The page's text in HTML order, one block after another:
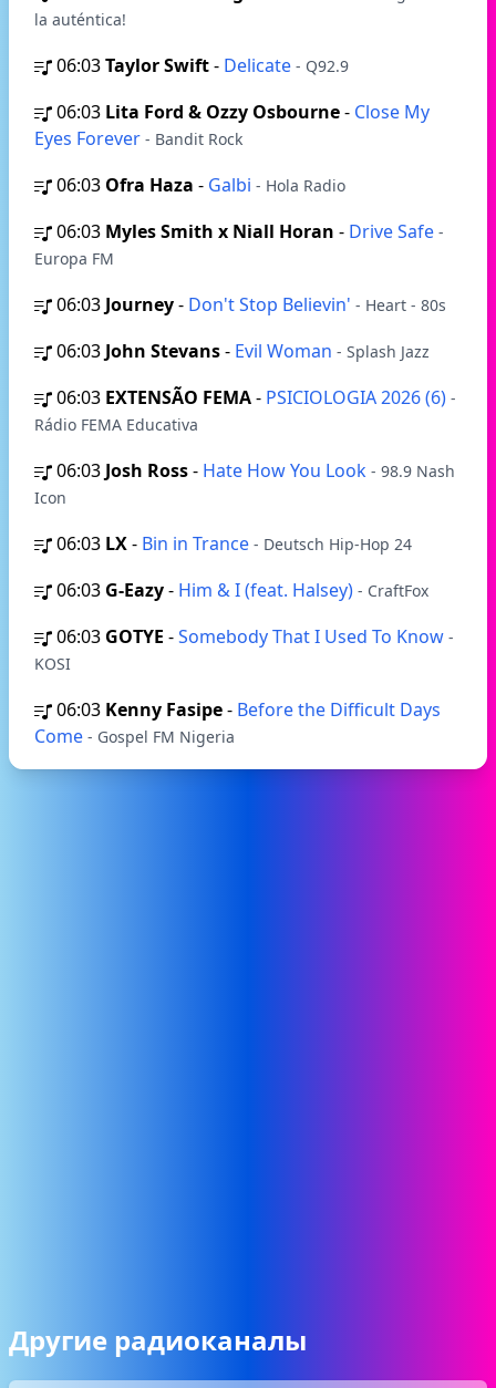
la auténtica!
06:03Taylor Swift- Delicate - Q92.9
06:03 Lita Ford & Ozzy Osbourne- Close My
Eyes Forever - Bandit Rock
06:03 Ofra Haza - Galbi - Hola Radio
06:03 Myles Smith x Niall Horan - Drive Safe -
Europa FM
06:03 Journey- Don't Stop Believin' - Heart - 80s
06:03 John Stevans- Evil Woman - Splash Jazz
06:03 EXTENSÃO FEMA- PSICIOLOGIA 2026 (6) -
Rádio FEMA Educativa
06:03 Josh Ross- Hate How You Look - 98.9 Nash
Icon
06:03 LX- Bin in Trance - Deutsch Hip-Hop 24
06:03 G-Eazy- Him & I (feat. Halsey) - CraftFox
06:03 GOTYE -Somebody That I Used To Know -
KOSI
06:03 Kenny Fasipe- Before the Difficult Days
Come - Gospel FM Nigeria
Другие радиоканалы